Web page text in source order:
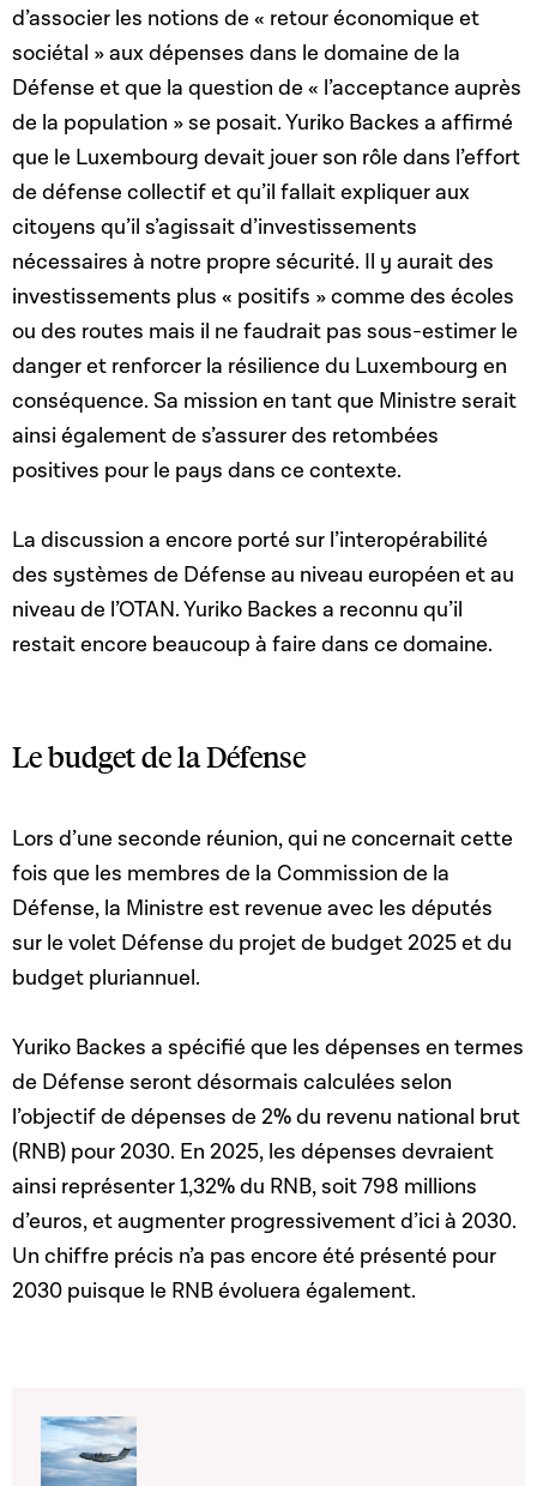
d’associer les notions de « retour économique et
sociétal » aux dépenses dans le domaine de la
Défense et que la question de « l’acceptance auprès
de la population » se posait. Yuriko Backes a affirmé
que le Luxembourg devait jouer son rôle dans l’effort
de défense collectif et qu’il fallait expliquer aux
citoyens qu’il s’agissait d’investissements
nécessaires à notre propre sécurité. Il y aurait des
investissements plus « positifs » comme des écoles
ou des routes mais il ne faudrait pas sous-estimer le
danger et renforcer la résilience du Luxembourg en
conséquence. Sa mission en tant que Ministre serait
ainsi également de s’assurer des retombées
positives pour le pays dans ce contexte.
La discussion a encore porté sur l’interopérabilité
des systèmes de Défense au niveau européen et au
niveau de l’OTAN. Yuriko Backes a reconnu qu’il
restait encore beaucoup à faire dans ce domaine.
Le budget de la Défense
Lors d’une seconde réunion, qui ne concernait cette
fois que les membres de la Commission de la
Défense, la Ministre est revenue avec les députés
sur le volet Défense du projet de budget 2025 et du
budget pluriannuel.
Yuriko Backes a spécifié que les dépenses en termes
de Défense seront désormais calculées selon
l’objectif de dépenses de 2% du revenu national brut
(RNB) pour 2030. En 2025, les dépenses devraient
ainsi représenter 1,32% du RNB, soit 798 millions
d’euros, et augmenter progressivement d’ici à 2030.
Un chiffre précis n’a pas encore été présenté pour
2030 puisque le RNB évoluera également.